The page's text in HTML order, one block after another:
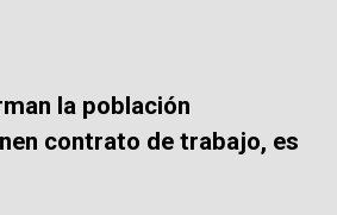
la población
contrato de trabajo, es